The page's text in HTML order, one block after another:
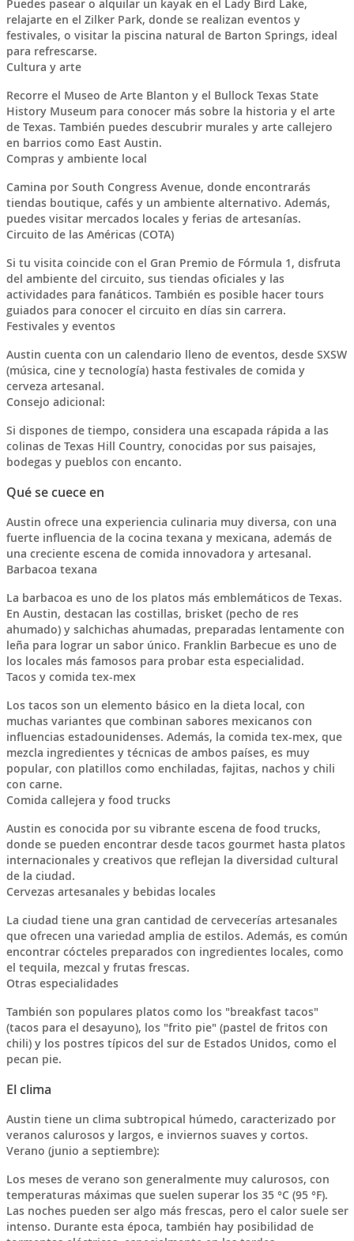
Puedes pasear o alquilar un kayak en el Lady Bird Lake,
relajarte en el Zilker Park, donde se realizan eventos y
festivales, o visitar la piscina natural de Barton Springs, ideal
para refrescarse.
Cultura y arte
Recorre el Museo de Arte Blanton y el Bullock Texas State
History Museum para conocer más sobre la historia y el arte
de Texas. También puedes descubrir murales y arte callejero
en barrios como East Austin.
Compras y ambiente local
Camina por South Congress Avenue, donde encontrarás
tiendas boutique, cafés y un ambiente alternativo. Además,
puedes visitar mercados locales y ferias de artesanías.
Circuito de las Américas (COTA)
Si tu visita coincide con el Gran Premio de Fórmula 1, disfruta
del ambiente del circuito, sus tiendas oficiales y las
actividades para fanáticos. También es posible hacer tours
guiados para conocer el circuito en días sin carrera.
Festivales y eventos
Austin cuenta con un calendario lleno de eventos, desde SXSW
(música, cine y tecnología) hasta festivales de comida y
cerveza artesanal.
Consejo adicional:
Si dispones de tiempo, considera una escapada rápida a las
colinas de Texas Hill Country, conocidas por sus paisajes,
bodegas y pueblos con encanto.
Qué se cuece en
Austin ofrece una experiencia culinaria muy diversa, con una
fuerte influencia de la cocina texana y mexicana, además de
una creciente escena de comida innovadora y artesanal.
Barbacoa texana
La barbacoa es uno de los platos más emblemáticos de Texas.
En Austin, destacan las costillas, brisket (pecho de res
ahumado) y salchichas ahumadas, preparadas lentamente con
leña para lograr un sabor único. Franklin Barbecue es uno de
los locales más famosos para probar esta especialidad.
Tacos y comida tex-mex
Los tacos son un elemento básico en la dieta local, con
muchas variantes que combinan sabores mexicanos con
influencias estadounidenses. Además, la comida tex-mex, que
mezcla ingredientes y técnicas de ambos países, es muy
popular, con platillos como enchiladas, fajitas, nachos y chili
con carne.
Comida callejera y food trucks
Austin es conocida por su vibrante escena de food trucks,
donde se pueden encontrar desde tacos gourmet hasta platos
internacionales y creativos que reflejan la diversidad cultural
de la ciudad.
Cervezas artesanales y bebidas locales
La ciudad tiene una gran cantidad de cervecerías artesanales
que ofrecen una variedad amplia de estilos. Además, es común
encontrar cócteles preparados con ingredientes locales, como
el tequila, mezcal y frutas frescas.
Otras especialidades
También son populares platos como los "breakfast tacos"
(tacos para el desayuno), los "frito pie" (pastel de fritos con
chili) y los postres típicos del sur de Estados Unidos, como el
pecan pie.
El clima
Austin tiene un clima subtropical húmedo, caracterizado por
veranos calurosos y largos, e inviernos suaves y cortos.
Verano (junio a septiembre):
Los meses de verano son generalmente muy calurosos, con
temperaturas máximas que suelen superar los 35 °C (95 °F).
Las noches pueden ser algo más frescas, pero el calor suele ser
intenso. Durante esta época, también hay posibilidad de